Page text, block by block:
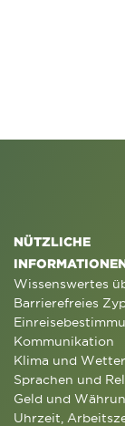
NÜTZLICHE
Wissenswertes
Barrierefreies
Kommunikation
Klima und Wetter
Sprachen und
Geld und
Uhrzeit,